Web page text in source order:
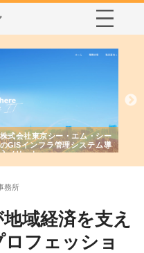
株式会社東京シー・エム・シー
のGISインフラ管理システム導
入メリット
務所
域経済を支え
フェッショ